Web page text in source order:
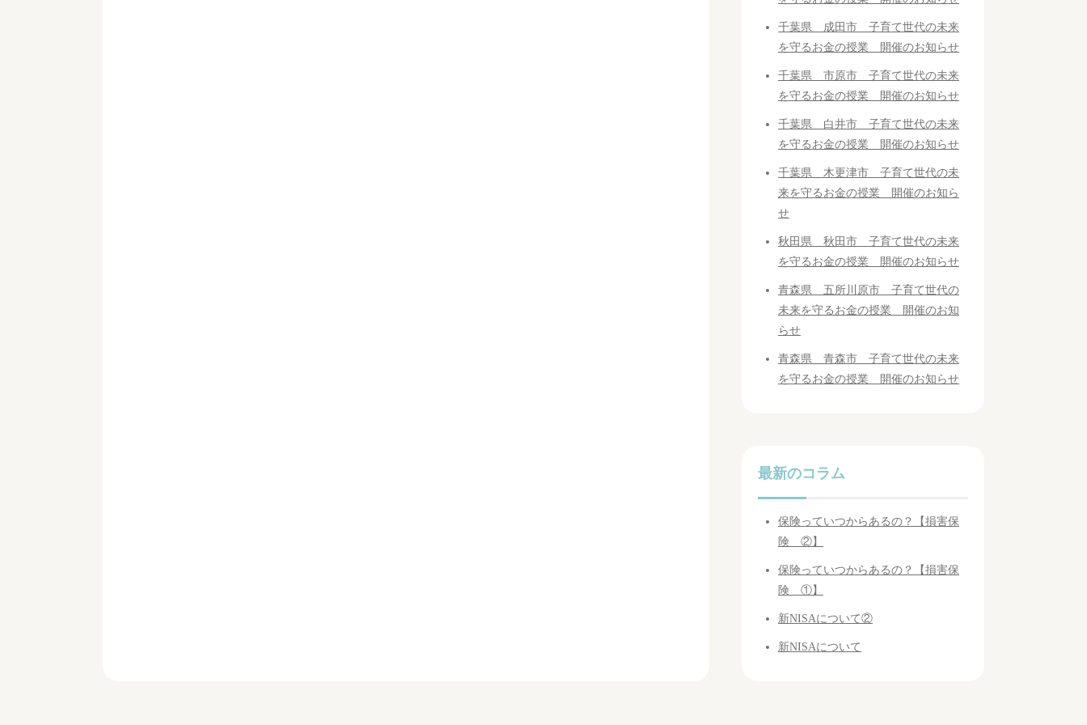
千葉県 成田市 子育て世代の未来
を守るお金の授業 開催のお知らせ
千葉県 市原市 子育て世代の未来
を守るお金の授業 開催のお知らせ
千葉県 白井市 子育て世代の未来
を守るお金の授業 開催のお知らせ
千葉県 木更津市 子育て世代の未
来を守るお金の授業 開催のお知ら
せ
秋田県 秋田市 子育て世代の未来
を守るお金の授業 開催のお知らせ
青森県 五所川原市 子育て世代の
未来を守るお金の授業 開催のお知
らせ
青森県 青森市 子育て世代の未来
を守るお金の授業 開催のお知らせ
最新のコラム
保険っていつからあるの？【損害保
険 ②】
保険っていつからあるの？【損害保
険 ①】
新NISAについて②
新NISAについて